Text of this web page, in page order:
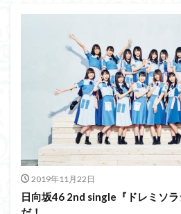
2019年11月22日
日向坂46 2nd single『ドレミソ